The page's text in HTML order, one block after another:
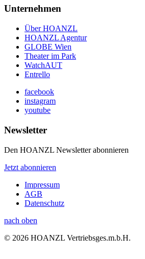
Unternehmen
Über HOANZL
HOANZL Agentur
GLOBE Wien
Theater im Park
WatchAUT
Entrello
facebook
instagram
youtube
Newsletter
Den HOANZL Newsletter abonnieren
Jetzt abonnieren
Impressum
AGB
Datenschutz
nach oben
© 2026 HOANZL Vertriebsges.m.b.H.